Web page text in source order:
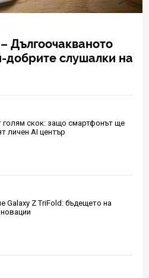
Дългоочакваното
добрите слушалки на
скок: защо смартфонът ще
личен AI център
Galaxy Z TriFold: бъдещето на